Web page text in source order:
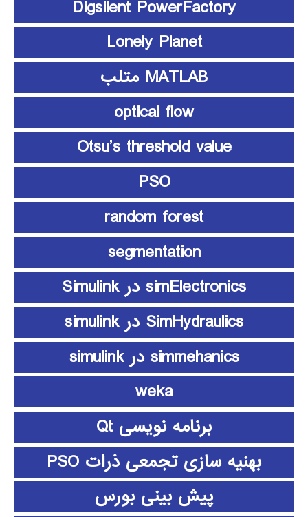
Digsilent PowerFactory
Lonely Planet
MATLAB متلب
optical flow
Otsu’s threshold value
PSO
random forest
segmentation
simElectronics در Simulink
SimHydraulics در simulink
simmehanics در simulink
weka
برنامه نویسی Qt
بهنیه سازی تجمعی ذرات PSO
پیش بینی بورس